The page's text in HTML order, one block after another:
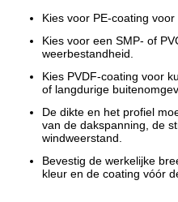
Kies voor PE-coating
Kies voor een SMP- of
weerbestandheid.
Kies PVDF-coating voor
of langdurige
De dikte en het profiel
van de dakspanning, de
windweerstand.
Bevestig de werkelijke
kleur en de coating vóór